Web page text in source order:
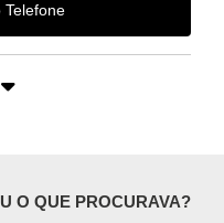
Telefone
O QUE PROCURAVA?